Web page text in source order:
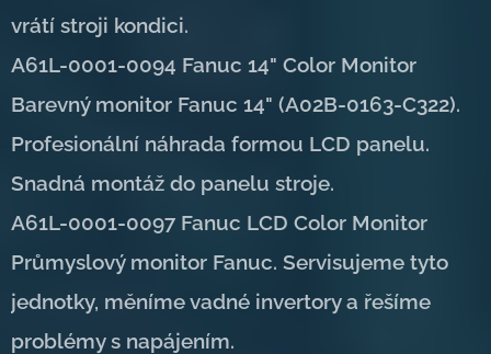
vrátí stroji kondici.
A61L-0001-0094 Fanuc 14" Color Monitor
Barevný monitor Fanuc 14" (A02B-0163-C322).
Profesionální náhrada formou LCD panelu.
Snadná montáž do panelu stroje.
A61L-0001-0097 Fanuc LCD Color Monitor
Průmyslový monitor Fanuc. Servisujeme tyto
jednotky, měníme vadné invertory a řešíme
problémy s napájením.